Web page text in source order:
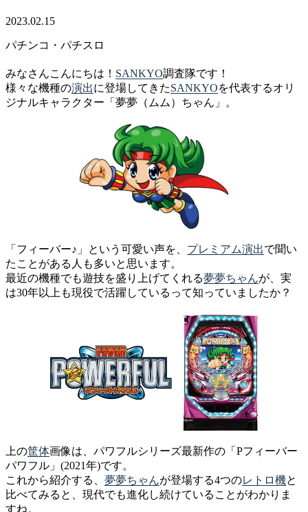
2023.02.15
パチンコ・パチスロ
みなさんこんにちは！ SANKYO調査隊です！
様々な機種の演出に登場してきたSANKYOを代表するオリ
ジナルキャラクター「夢夢（ムム）ちゃん」。
「フィーバー♪」という可愛い声を、 プレミアム演出で聞い
たことがある人も多いと思います。
最近の機種でも遊技を盛り上げてくれる夢夢ちゃんが、実
は30年以上も現役で活躍しているって知っていましたか？
上の筐体画像は、パワフルシリーズ最新作の「Pフィーバー
パワフル」(2021年)です。
これから紹介する、夢夢ちゃんが登場する4つのレトロ機と
比べてみると、現代でも進化し続けていることがわかりま
すね。